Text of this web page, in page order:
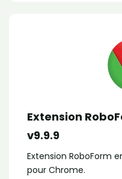
Extension
v9.9.9
Extension RoboForm
pour Chrome.